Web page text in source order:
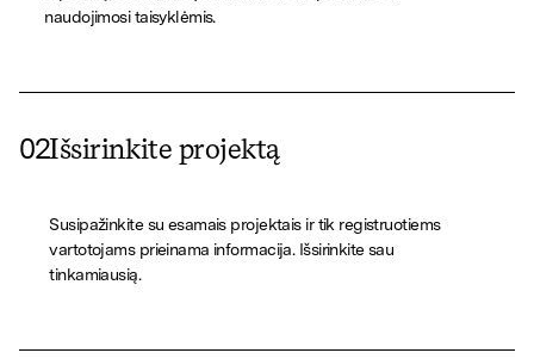
naudojimosi taisyklėmis.
02Išsirinkite projektą
Susipažinkite su esamais projektais ir tik registruotiems
vartotojams prieinama informacija. Išsirinkite sau
tinkamiausią.